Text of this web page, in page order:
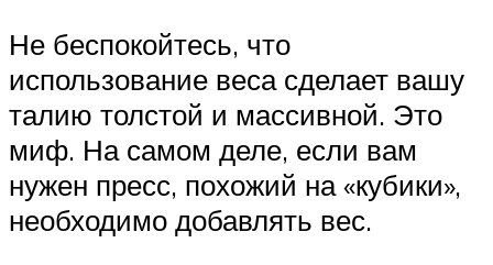
Не беспокойтесь, что
использование веса сделает вашу
талию толстой и массивной. Это
миф. На самом деле, если вам
нужен пресс, похожий на «кубики»,
необходимо добавлять вес.